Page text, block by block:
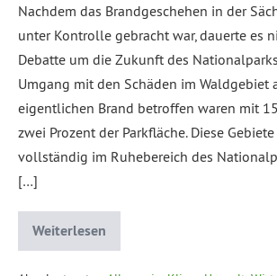
Nachdem das Brandgeschehen in der
unter Kontrolle gebracht war, dauerte es
Debatte um die Zukunft des
Umgang mit den Schäden im Waldgebiet
eigentlichen Brand betroffen waren mit
zwei Prozent der Parkfläche. Diese
vollständig im Ruhebereich des
[…]
Weiterlesen